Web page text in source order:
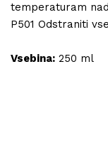
temperaturam nad
P501 Odstraniti
Vsebina: 250 ml